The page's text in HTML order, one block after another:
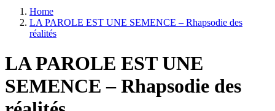
Home
LA PAROLE EST UNE SEMENCE – Rhapsodie des
réalités
LA PAROLE EST UNE
SEMENCE – Rhapsodie des